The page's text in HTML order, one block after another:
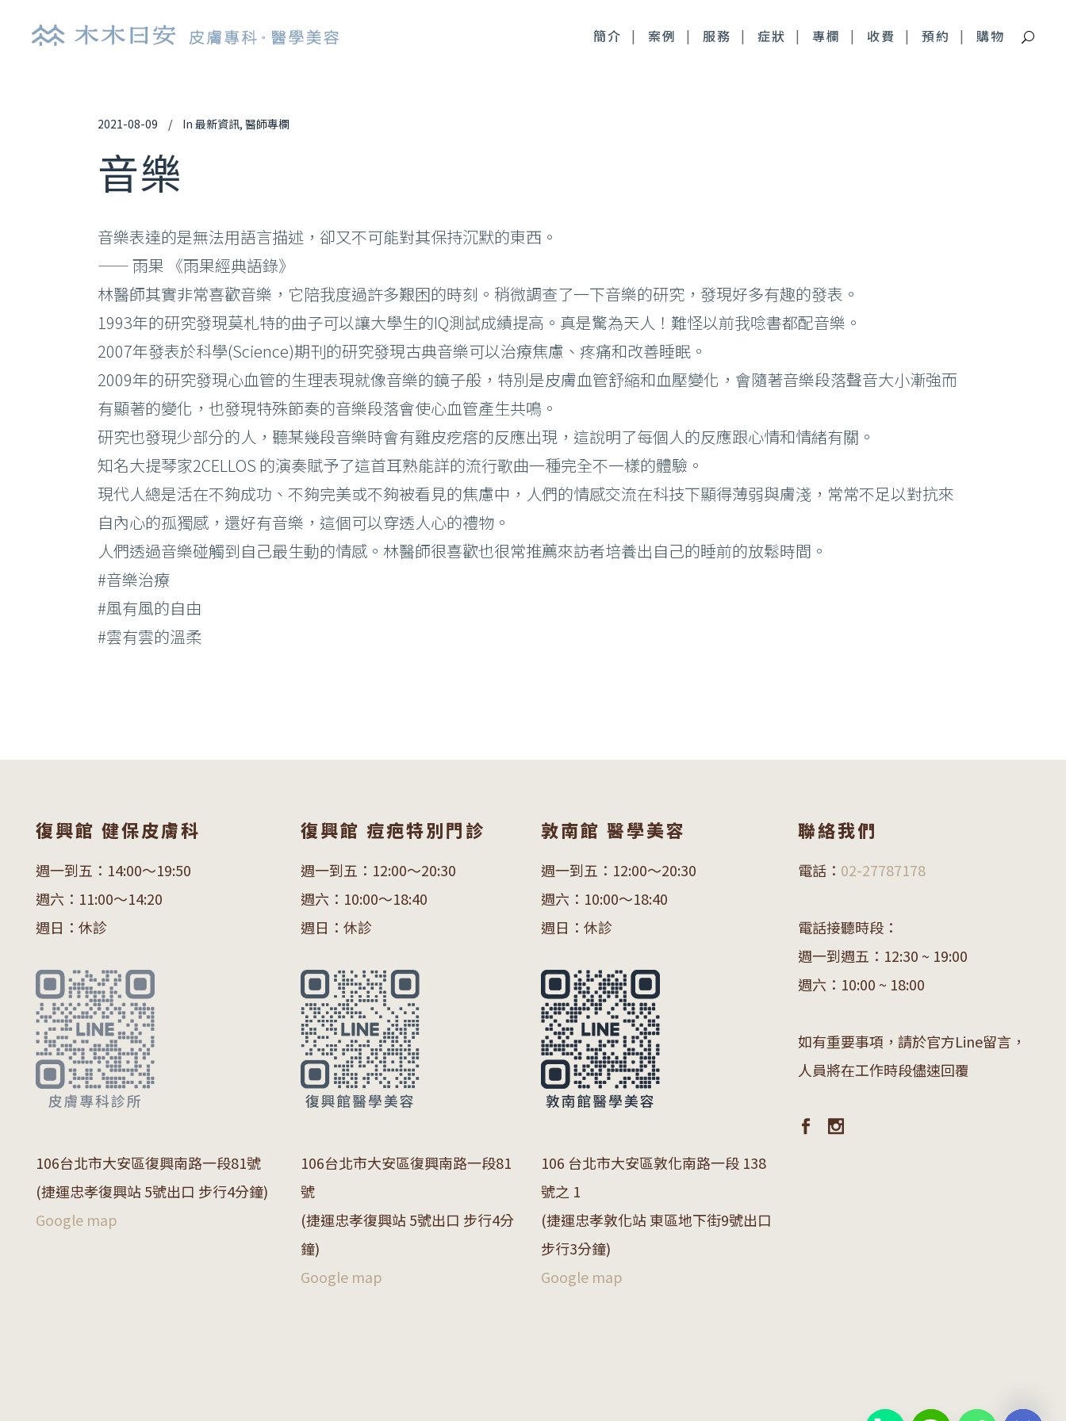
簡介 案例 服務
鉺雅鉻雷射
染料雷射
光纖雷射
亞歷山大雷射
清新光雷射
舒顏萃
喬雅露膠原蛋白針
白皙微針注射
鳳凰電波
海芙音波
臉部雷射 術前後注意事項
刺青雷射 術前後注意事項
ＵＰ/ 鉺雅鉻 術前後注意事項
注射微整形 術前後須知
電音波拉提 術前後須知
症狀 專欄 收費 預約 購物
2021-08-09 In 最新資訊, 醫師專欄
音樂
音樂表達的是無法用語言描述，卻又不可能對其保持沉默的東西。
—— 雨果 《雨果經典語錄》
林醫師其實非常喜歡音樂，它陪我度過許多艱困的時刻。稍微調查了一下音樂的研究，發現好多有趣的發表。
1993年的研究發現莫札特的曲子可以讓大學生的IQ測試成績提高。真是驚為天人！難怪以前我唸書都配音樂。
2007年發表於科學(Science)期刊的研究發現古典音樂可以治療焦慮、疼痛和改善睡眠。
2009年的研究發現心血管的生理表現就像音樂的鏡子般，特別是皮膚血管舒縮和血壓變化，會隨著音樂段落聲音大小漸強而
有顯著的變化，也發現特殊節奏的音樂段落會使心血管產生共鳴。
研究也發現少部分的人，聽某幾段音樂時會有雞皮疙瘩的反應出現，這說明了每個人的反應跟心情和情緒有關。
知名大提琴家2CELLOS 的演奏賦予了這首耳熟能詳的流行歌曲一種完全不一樣的體驗。
現代人總是活在不夠成功、不夠完美或不夠被看見的焦慮中，人們的情感交流在科技下顯得薄弱與膚淺，常常不足以對抗來
自內心的孤獨感，還好有音樂，這個可以穿透人心的禮物。
人們透過音樂碰觸到自己最生動的情感。林醫師很喜歡也很常推薦來訪者培養出自己的睡前的放鬆時間。
#音樂治療
#風有風的自由
#雲有雲的溫柔
復興館 健保皮膚科
週一到五：14:00～19:50
週六：11:00～14:20
週日：休診
106台北市大安區復興南路一段81號
(捷運忠孝復興站 5號出口 步行4分鐘)
Google map
復興館 痘疤特別門診
週一到五：12:00～20:30
週六：10:00～18:40
週日：休診
106台北市大安區復興南路一段81
號
(捷運忠孝復興站 5號出口 步行4分
鐘)
Google map
敦南館 醫學美容
週一到五：12:00～20:30
週六：10:00～18:40
週日：休診
106 台北市大安區敦化南路一段 138
號之 1
(捷運忠孝敦化站 東區地下街9號出口
步行3分鐘)
Google map
聯絡我們
電話： 02-27787178
電話接聽時段：
週一到週五：12:30 ~ 19:00
週六：10:00 ~ 18:00
如有重要事項，請於官方Line留言，
人員將在工作時段儘速回覆